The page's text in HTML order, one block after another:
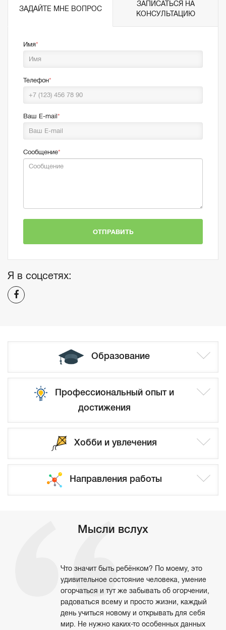
ЗАДАЙТЕ МНЕ ВОПРОС
ЗАПИСАТЬСЯ НА
КОНСУЛЬТАЦИЮ
Имя
Телефон
Ваш E-mail
Сообщение
ОТПРАВИТЬ
Я в соцсетях:
Образование
Профессиональный опыт и
достижения
Хобби и увлечения
Направления работы
Мысли вслух
Что значит быть ребёнком? По моему, это
удивительное состояние человека, умение
огорчаться и тут же забывать об огорчении,
радоваться всему и просто жизни, каждый
день учиться новому и открывать для себя
мир. Не нужно каких-то особенных данных